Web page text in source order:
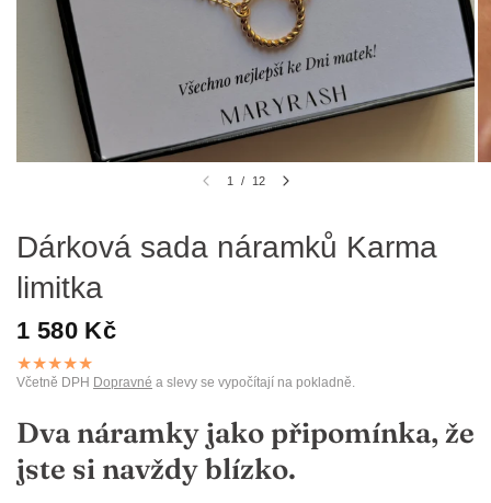
1 / 12
Dárková sada náramků Karma
limitka
1 580 Kč
Včetně DPH Dopravné a slevy se vypočítají na pokladně.
Dva náramky jako připomínka, že
jste si navždy blízko.